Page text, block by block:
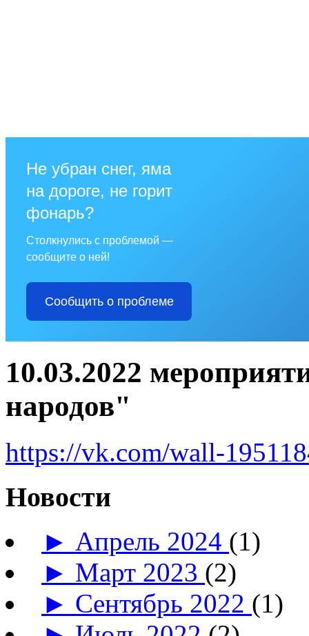
Не убран снег, яма
на дороге, не горит
фонарь?
Столкнулись с проблемой —
сообщите о ней!
Сообщить о проблеме
10.03.2022
народов"
https://vk.com/wall-
Новости
► Апрель 2024 (1)
► Март 2023 (2)
► Сентябрь 2022 (1)